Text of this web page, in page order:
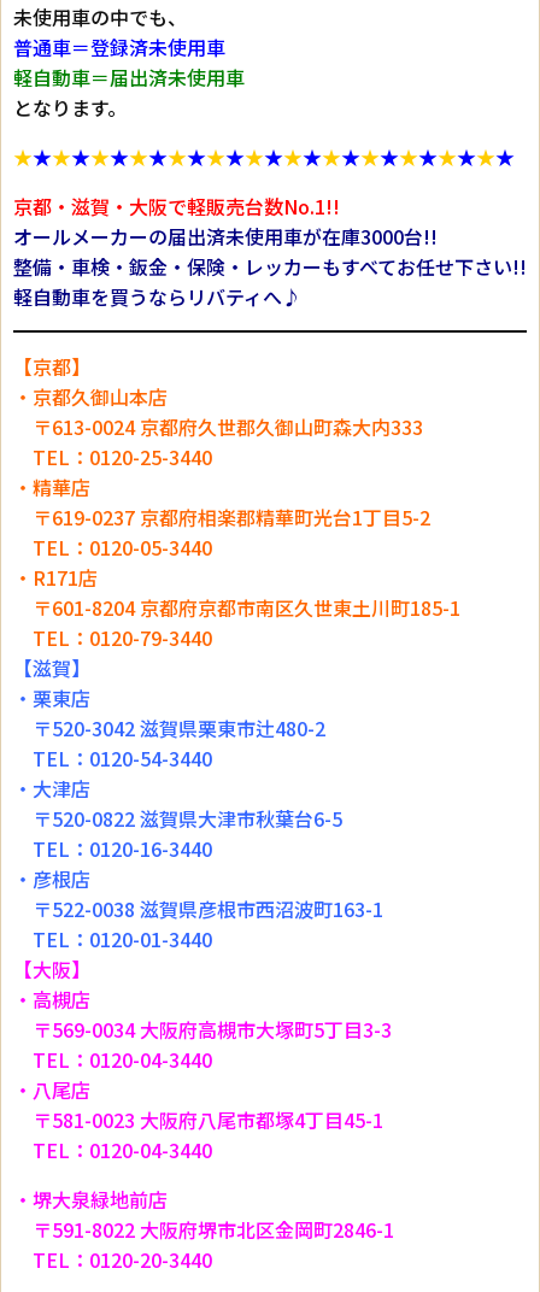
未使用車の中でも、
普通車＝登録済未使用車
軽自動車＝届出済未使用車
となります。
★★★★★★★★★★★★★★★★★★★★★★★★★★
京都・滋賀・大阪で軽販売台数No.1!!
オールメーカーの届出済未使用車が在庫3000台!!
整備・車検・鈑金・保険・レッカーもすべてお任せ下さい!!
軽自動車を買うならリバティへ♪
【京都】
・京都久御山本店
〒613-0024 京都府久世郡久御山町森大内333
TEL：0120-25-3440
・精華店
〒619-0237 京都府相楽郡精華町光台1丁目5-2
TEL：0120-05-3440
・R171店
〒601-8204 京都府京都市南区久世東土川町185-1
TEL：0120-79-3440
【滋賀】
・栗東店
〒520-3042 滋賀県栗東市辻480-2
TEL：0120-54-3440
・大津店
〒520-0822 滋賀県大津市秋葉台6-5
TEL：0120-16-3440
・彦根店
〒522-0038 滋賀県彦根市西沼波町163-1
TEL：0120-01-3440
【大阪】
・高槻店
〒569-0034 大阪府高槻市大塚町5丁目3-3
TEL：0120-04-3440
・八尾店
〒581-0023 大阪府八尾市都塚4丁目45-1
TEL：0120-04-3440
・堺大泉緑地前店
〒591-8022 大阪府堺市北区金岡町2846-1
TEL：0120-20-3440